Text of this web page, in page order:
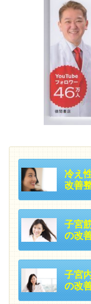
冷え
改善
子宮
の改
子宮
の改